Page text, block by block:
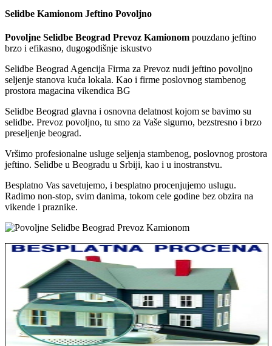
Selidbe Kamionom Jeftino Povoljno
Povoljne Selidbe Beograd Prevoz Kamionom pouzdano jeftino
brzo i efikasno, dugogodišnje iskustvo
Selidbe Beograd Agencija Firma za Prevoz nudi jeftino povoljno
seljenje stanova kuća lokala. Kao i firme poslovnog stambenog
prostora magacina vikendica BG
Selidbe Beograd glavna i osnovna delatnost kojom se bavimo su
selidbe. Prevoz povoljno, tu smo za Vaše sigurno, bezstresno i brzo
preseljenje beograd.
Vršimo profesionalne usluge seljenja stambenog, poslovnog prostora
jeftino. Selidbe u Beogradu u Srbiji, kao i u inostranstvu.
Besplatno Vas savetujemo, i besplatno procenjujemo uslugu.
Radimo non-stop, svim danima, tokom cele godine bez obzira na
vikende i praznike.